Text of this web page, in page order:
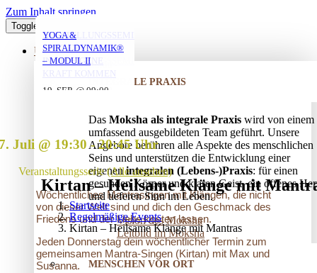
Zum Inhalt springen
Toggle Navigation
ÜBER UNS
INTEGRALE PRAXIS
Das Moksha als integrale Praxis wird von einem
umfassend ausgebildeten Team geführt. Unsere
Angebote berühren alle Aspekte des menschlichen
Seins und unterstützen die Entwicklung einer
eigenenintegralen (Lebens-)Praxis: für einen
gesunden Körper und klaren Geist, ein offenes
und tieferen Sinn im Leben.
Vision des Moksha
Leitbild im Moksha
MENSCHEN VOR ORT
Kirtan – Heilsame Klänge mit
Startseite
Regelmäßige Events
Kirtan – Heilsame Klänge mit Mantras
Juli @ 19:30-20:45
Veranstaltungsserie(Alle ansehen)
Wöchentliches Mantrasingen mit Klängen, die nicht
von dieser Welt sind und dich den Geschmack des
Friedens und der Liebe kosten lassen.
Jeden Donnerstag dein wöchentlicher Termin zum
gemeinsamen Mantra-Singen (Kirtan) mit Max und
Susanna.
YOGA MIT DANIEL
10. AUG. @ 18:00
19:30
YOGA MIT DANIEL
10. AUG. @ 20:00
21:30
YOGA MIT DANIEL
11. AUG. @ 18:00
19:30
VERSTRICKUNGEN
LÖSEN – OFFENES
AUFSTELLUNGSSEMINAR
25. AUG. @ 17:00
AUFSTELLUNGSSEMINAR
– MIT DEM VATER
IN DIE EIGENE
KRAFT KOMMEN
YOGA &
SPIRALDYNAMIK®
– MODUL II
19. SEP. @ 09:00
20. SEP. @ 16:00